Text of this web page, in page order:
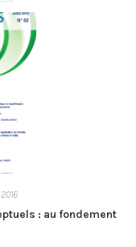
: au fondement